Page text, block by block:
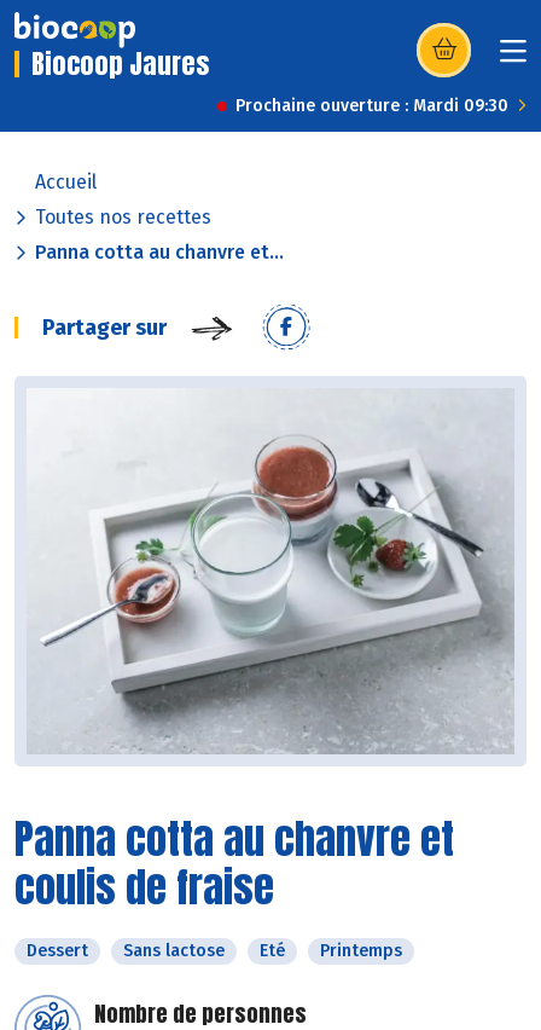
Biocoop Jaures (s’ouvre dans
Prochaine ouverture : Mardi 09:30
Accueil
Toutes nos recettes
Panna cotta au chanvre et...
Partager sur
Panna cotta au chanvre et
coulis de fraise
Dessert Sans lactose Eté Printemps
Nombre de personnes